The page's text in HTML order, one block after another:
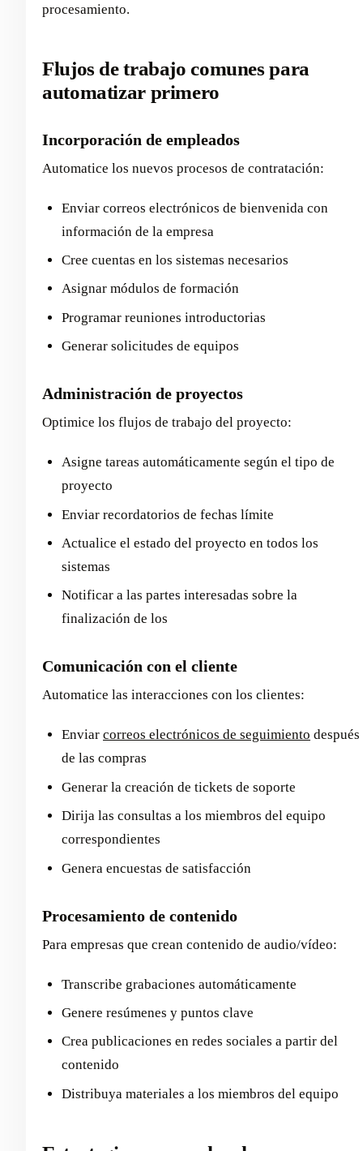
procesamiento.
Flujos de trabajo comunes para
automatizar primero
Incorporación de empleados
Automatice los nuevos procesos de contratación:
Enviar correos electrónicos de bienvenida con
información de la empresa
Cree cuentas en los sistemas necesarios
Asignar módulos de formación
Programar reuniones introductorias
Generar solicitudes de equipos
Administración de proyectos
Optimice los flujos de trabajo del proyecto:
Asigne tareas automáticamente según el tipo de
proyecto
Enviar recordatorios de fechas límite
Actualice el estado del proyecto en todos los
sistemas
Notificar a las partes interesadas sobre la
finalización de los
Comunicación con el cliente
Automatice las interacciones con los clientes:
Enviar correos electrónicos de seguimiento después
de las compras
Generar la creación de tickets de soporte
Dirija las consultas a los miembros del equipo
correspondientes
Genera encuestas de satisfacción
Procesamiento de contenido
Para empresas que crean contenido de audio/vídeo:
Transcribe grabaciones automáticamente
Genere resúmenes y puntos clave
Crea publicaciones en redes sociales a partir del
contenido
Distribuya materiales a los miembros del equipo